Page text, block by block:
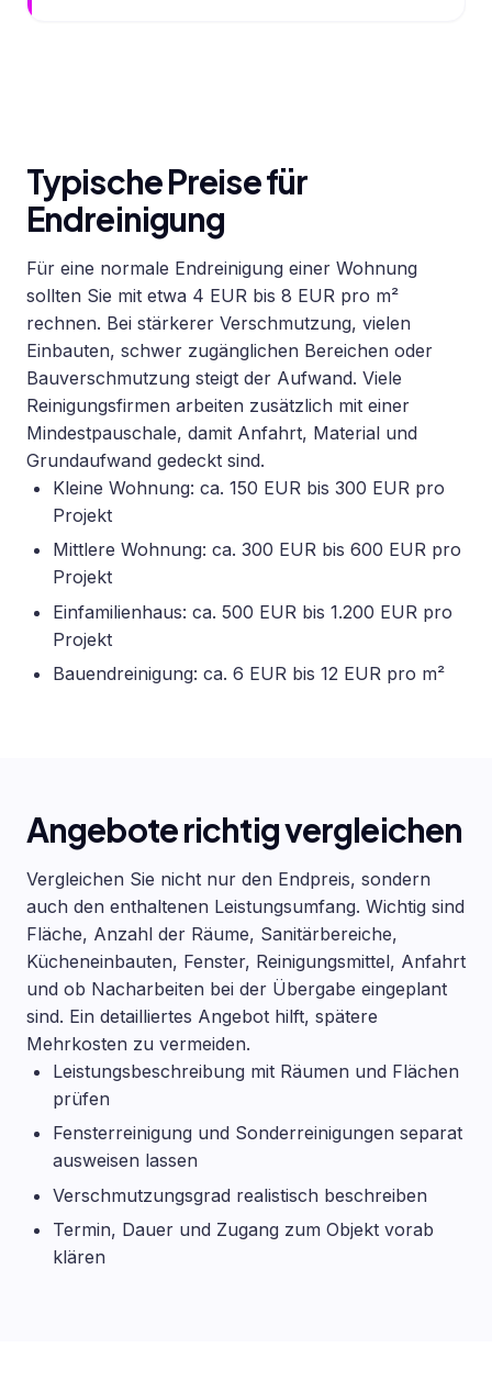
Typische Preise für
Endreinigung
Für eine normale Endreinigung einer Wohnung
sollten Sie mit etwa 4 EUR bis 8 EUR pro m²
rechnen. Bei stärkerer Verschmutzung, vielen
Einbauten, schwer zugänglichen Bereichen oder
Bauverschmutzung steigt der Aufwand. Viele
Reinigungsfirmen arbeiten zusätzlich mit einer
Mindestpauschale, damit Anfahrt, Material und
Grundaufwand gedeckt sind.
Kleine Wohnung: ca. 150 EUR bis 300 EUR pro
Projekt
Mittlere Wohnung: ca. 300 EUR bis 600 EUR pro
Projekt
Einfamilienhaus: ca. 500 EUR bis 1.200 EUR pro
Projekt
Bauendreinigung: ca. 6 EUR bis 12 EUR pro m²
Angebote richtig vergleichen
Vergleichen Sie nicht nur den Endpreis, sondern
auch den enthaltenen Leistungsumfang. Wichtig sind
Fläche, Anzahl der Räume, Sanitärbereiche,
Kücheneinbauten, Fenster, Reinigungsmittel, Anfahrt
und ob Nacharbeiten bei der Übergabe eingeplant
sind. Ein detailliertes Angebot hilft, spätere
Mehrkosten zu vermeiden.
Leistungsbeschreibung mit Räumen und Flächen
prüfen
Fensterreinigung und Sonderreinigungen separat
ausweisen lassen
Verschmutzungsgrad realistisch beschreiben
Termin, Dauer und Zugang zum Objekt vorab
klären